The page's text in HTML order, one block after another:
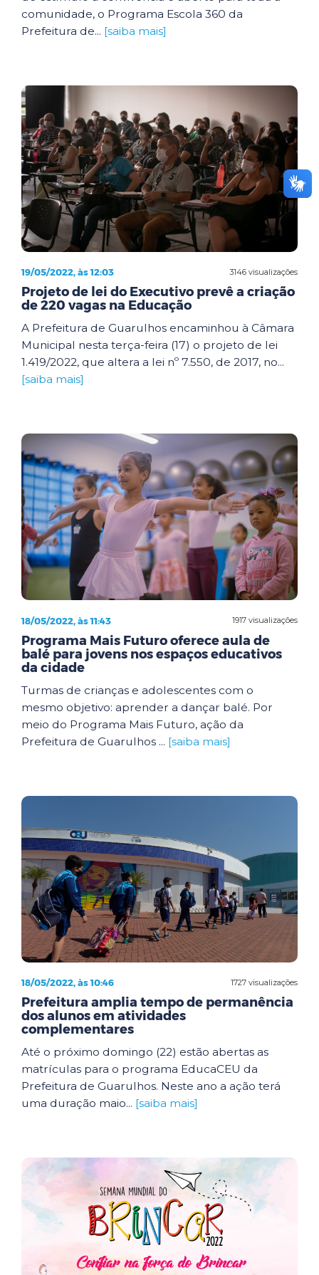
comunidade, o Programa Escola 360 da
Prefeitura de... [saiba mais]
3146 visualizações
19/05/2022, às 12:03
Projeto de lei do Executivo prevê a criação
de 220 vagas na Educação
A Prefeitura de Guarulhos encaminhou à Câmara
Municipal nesta terça-feira (17) o projeto de lei
1.419/2022, que altera a lei nº 7.550, de 2017, no...
[saiba mais]
1917 visualizações
18/05/2022, às 11:43
Programa Mais Futuro oferece aula de
balé para jovens nos espaços educativos
da cidade
Turmas de crianças e adolescentes com o
mesmo objetivo: aprender a dançar balé. Por
meio do Programa Mais Futuro, ação da
Prefeitura de Guarulhos ... [saiba mais]
1727 visualizações
18/05/2022, às 10:46
Prefeitura amplia tempo de permanência
dos alunos em atividades
complementares
Até o próximo domingo (22) estão abertas as
matrículas para o programa EducaCEU da
Prefeitura de Guarulhos. Neste ano a ação terá
uma duração maio... [saiba mais]